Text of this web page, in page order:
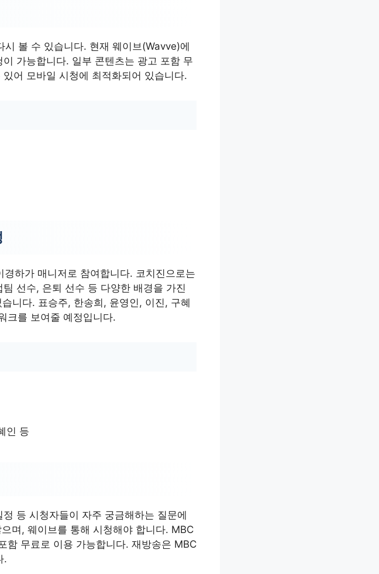
시 볼 수 있습니다. 현재 웨이브(Wavve)에
가능합니다. 일부 콘텐츠는 광고 포함 무
어 모바일 시청에 최적화되어 있습니다.
하가 매니저로 참여합니다. 코치진으로는
선수, 은퇴 선수 등 다양한 배경을 가진
니다. 표승주, 한송희, 윤영인, 이진, 구혜
크를 보여줄 예정입니다.
인 등
등 시청자들이 자주 궁금해하는 질문에
며, 웨이브를 통해 시청해야 합니다. MBC
함 무료로 이용 가능합니다. 재방송은 MBC
.